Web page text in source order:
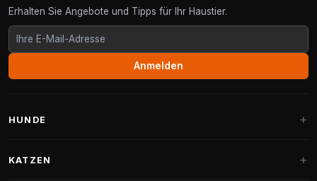
Erhalten Sie Angebote und Tipps für Ihr Haustier.
Anmelden
HUNDE
KATZEN